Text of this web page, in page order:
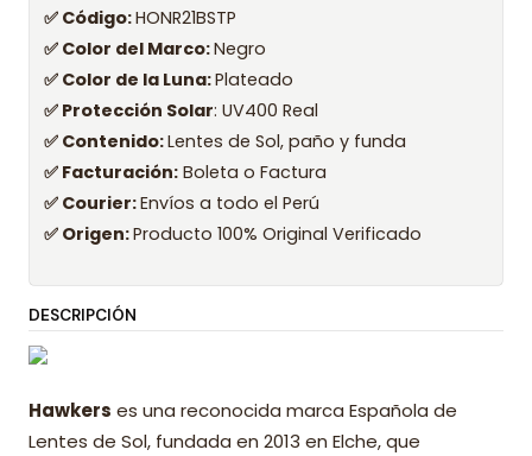
✅ Código:HONR21BSTP
✅ Color del Marco:Negro
✅ Color de la Luna:Plateado
✅ Protección Solar: UV400 Real
✅ Contenido:Lentes de Sol, paño y funda
✅ Facturación: Boleta o Factura
✅ Courier:Envíos a todo el Perú
✅ Origen:Producto 100% Original Verificado
DESCRIPCIÓN
Hawkers es una reconocida marca Española de
Lentes de Sol, fundada en 2013 en Elche, que